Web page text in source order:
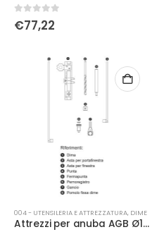
0Su 5
€77,22
004 - UTENSILERIA E ATTREZZATURA, DIME
Attrezzi per anuba AGB Ø16 battente